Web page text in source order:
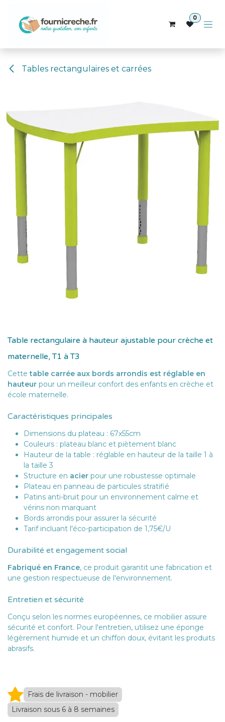
0
Tables rectangulaires et carrées
Table rectangulaire à hauteur ajustable pour crèche et
maternelle, T1 à T3
Cette table carrée aux bords arrondis est réglable en
hauteur pour un meilleur confort des enfants en crèche et
école maternelle.
Caractéristiques principales
Dimensions du plateau : 67x55cm
Couleurs : plateau blanc et piètement blanc
Hauteur de la table : réglable en hauteur de la taille 1 à
la taille 3
Structure en acier pour une robustesse optimale
Plateau en panneau de particules stratifié
Patins anti-bruit pour un environnement calme et
vérins non marquant
Bords arrondis pour assurer la sécurité
Tarif incluant l'éco-participation de 1,75€/U
Durabilité et engagement social
Fabriqué en France, ce produit garantit une fabrication et
une gestion respectueuse de l'environnement.
Entretien et sécurité
Conçu selon les normes européennes, ce mobilier assure
sécurité et confort. Pour l'entretien, utilisez une éponge
légèrement humide et un chiffon doux, évitant les produits
abrasifs.
Frais de livraison - mobilier
Livraison sous 6 à 8 semaines